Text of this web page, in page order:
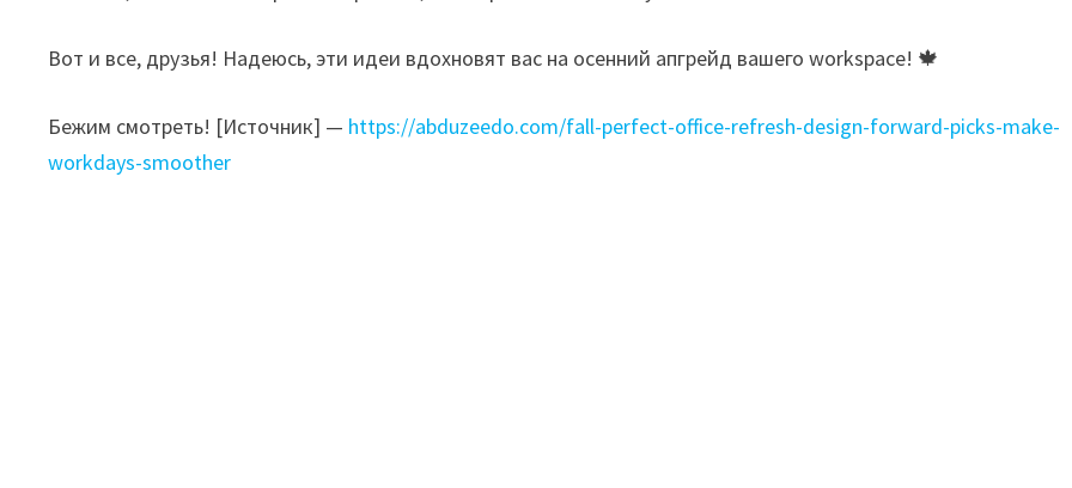
Вот и все, друзья! Надеюсь, эти идеи вдохновят вас на осенний апгрейд вашего workspace! 🍁
Бежим смотреть! [Источник] — https://abduzeedo.com/fall-perfect-office-refresh-design-forward-picks-make-
workdays-smoother